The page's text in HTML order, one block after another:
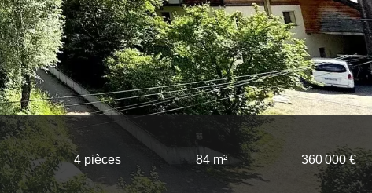
4 pièces 84 m² 360 000 €